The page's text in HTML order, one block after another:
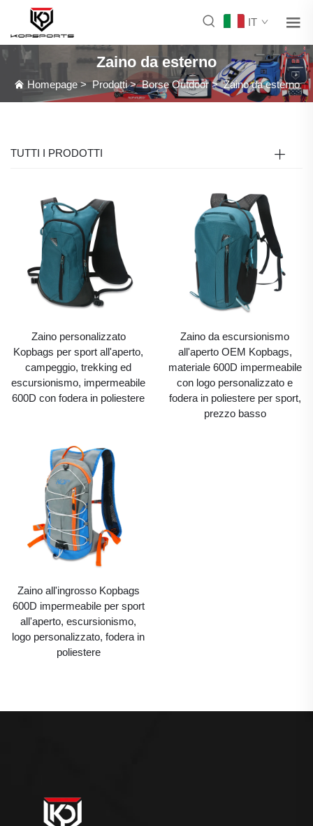
IT
Zaino da esterno
Homepage>Prodotti>Borse Outdoor>Zaino da esterno
TUTTI I PRODOTTI
Zaino personalizzato
Kopbags per sport all'aperto,
campeggio, trekking ed
escursionismo, impermeabile
600D con fodera in poliestere
Zaino da escursionismo
all'aperto OEM Kopbags,
materiale 600D impermeabile
con logo personalizzato e
fodera in poliestere per sport,
prezzo basso
Zaino all'ingrosso Kopbags
600D impermeabile per sport
all'aperto, escursionismo,
logo personalizzato, fodera in
poliestere